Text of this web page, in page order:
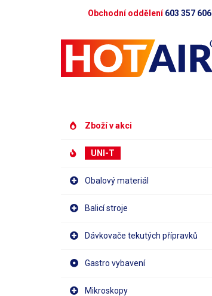
Obchodní oddělení603 357 606
Zboží v akci
UNI-T
Obalový materiál
Balicí stroje
Dávkovače tekutých přípravků
Gastro vybavení
Mikroskopy